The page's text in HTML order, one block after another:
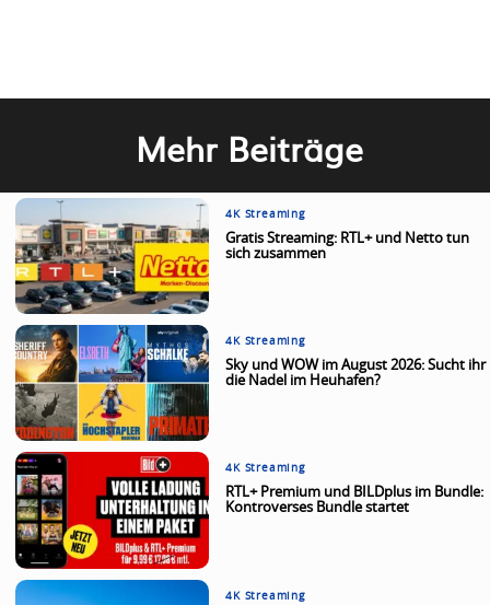
Mehr Beiträge
4K Streaming
Gratis Streaming: RTL+ und Netto tun
sich zusammen
4K Streaming
Sky und WOW im August 2026: Sucht ihr
die Nadel im Heuhafen?
4K Streaming
RTL+ Premium und BILDplus im Bundle:
Kontroverses Bundle startet
4K Streaming